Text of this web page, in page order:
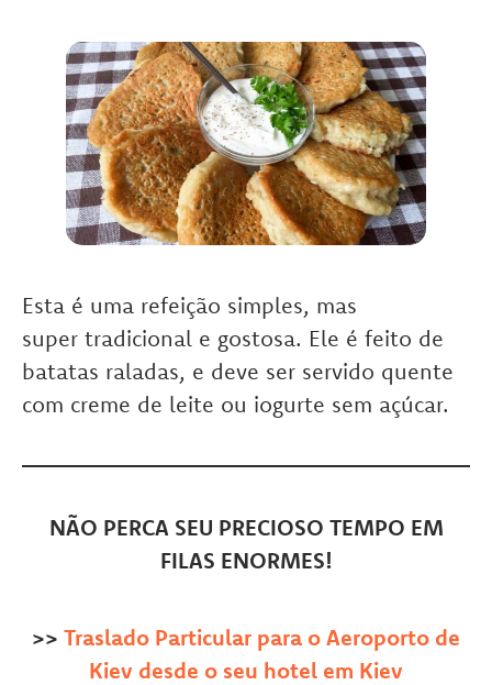
Esta é uma refeição simples, mas
super tradicional e gostosa. Ele é feito de
batatas raladas, e deve ser servido quente
com creme de leite ou iogurte sem açúcar.
NÃO PERCA SEU PRECIOSO TEMPO EM
FILAS ENORMES!
>> Traslado Particular para o Aeroporto de
Kiev desde o seu hotel em Kiev